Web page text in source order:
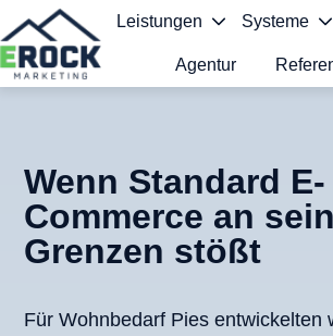
Leistungen Systeme
Agentur
Wenn Standard E-
Commerce an
Grenzen stößt
Für Wohnbedarf Pies entwickelten